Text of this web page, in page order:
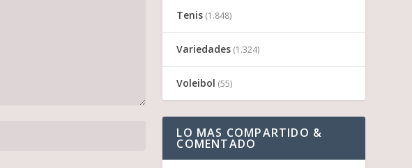
Tenis (1.848)
Variedades (1.324)
Voleibol (55)
LO MAS COMPARTIDO &
COMENTADO